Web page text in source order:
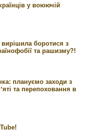
у воюючій
боротися з
та рашизму?!
плануємо заходи з
та перепоховання в